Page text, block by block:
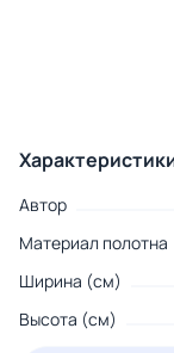
Автор
Материал полотна
Ширина (см)
Высота (см)